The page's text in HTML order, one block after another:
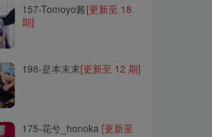
198-是本末末
157-Tomoyo酱[更新至 18
期]
198-是本末末[更新至 12 期]
175-花兮_honoka [更新至